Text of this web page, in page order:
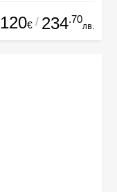
120€ / 234.70
лв.